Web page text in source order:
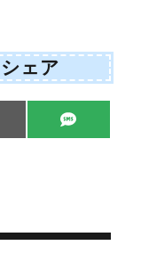
ェア
Share
on
S
M